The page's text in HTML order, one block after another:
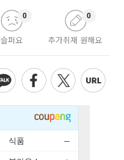
슬퍼요
0
추가취재 원해요
0